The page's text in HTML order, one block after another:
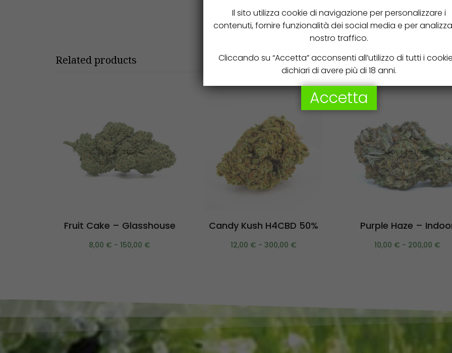
Related products
Out of stock
Scegli
Fruit Cake – Glasshouse
8,00 € - 150,00 €
Out of stock
Scegli
Candy Kush H4CBD 50%
12,00 € - 300,00 €
Out of stock
Scegli
Purple Haze –
10,00 € - 200,00 €
Il sito utilizza cookie di navigazione per personalizzare i
contenuti, fornire funzionalità dei social media e per
nostro traffico.
Cliccando su “Accetta” acconsenti all’utilizzo di tutti i
dichiari di avere più di 18 anni.
Accetta